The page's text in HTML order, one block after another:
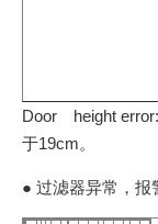
Door height
于19cm。
● 过滤器异常，报